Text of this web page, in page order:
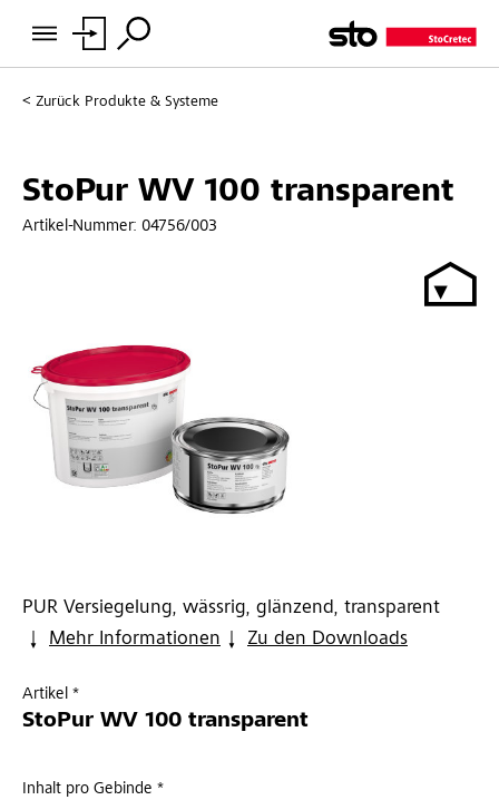
Zurück Produkte & Systeme
StoPur WV 100 transparent
Artikel-Nummer: 04756/003
PUR Versiegelung, wässrig, glänzend, transparent
Mehr Informationen
Zu den Downloads
Artikel *
StoPur WV 100 transparent
Inhalt pro Gebinde *